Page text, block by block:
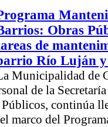
Obras
de
Río Luján
Municipalidad de
de la
continúa
marco del